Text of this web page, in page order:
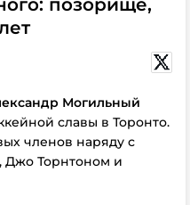
позорище,
Могильный
славы в Торонто.
членов наряду с
Джо Торнтоном и